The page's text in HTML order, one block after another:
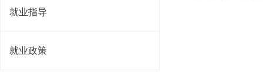
就业指导
就业政策